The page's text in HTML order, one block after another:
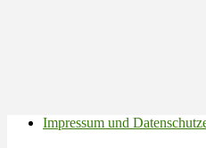
Impressum und